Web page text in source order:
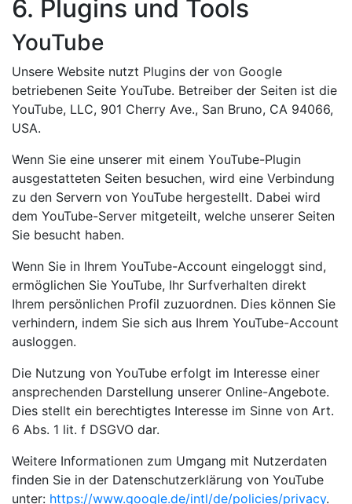
6. Plugins und Tools
YouTube
Unsere Website nutzt Plugins der von Google
betriebenen Seite YouTube. Betreiber der Seiten ist die
YouTube, LLC, 901 Cherry Ave., San Bruno, CA 94066,
USA.
Wenn Sie eine unserer mit einem YouTube-Plugin
ausgestatteten Seiten besuchen, wird eine Verbindung
zu den Servern von YouTube hergestellt. Dabei wird
dem YouTube-Server mitgeteilt, welche unserer Seiten
Sie besucht haben.
Wenn Sie in Ihrem YouTube-Account eingeloggt sind,
ermöglichen Sie YouTube, Ihr Surfverhalten direkt
Ihrem persönlichen Profil zuzuordnen. Dies können Sie
verhindern, indem Sie sich aus Ihrem YouTube-Account
ausloggen.
Die Nutzung von YouTube erfolgt im Interesse einer
ansprechenden Darstellung unserer Online-Angebote.
Dies stellt ein berechtigtes Interesse im Sinne von Art.
6 Abs. 1 lit. f DSGVO dar.
Weitere Informationen zum Umgang mit Nutzerdaten
finden Sie in der Datenschutzerklärung von YouTube
unter: https://www.google.de/intl/de/policies/privacy.